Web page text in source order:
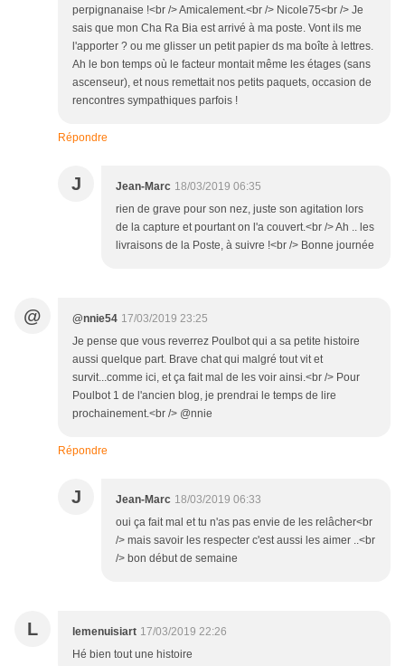
perpignanaise !<br /> Amicalement.<br /> Nicole75<br /> Je
sais que mon Cha Ra Bia est arrivé à ma poste. Vont ils me
l'apporter ? ou me glisser un petit papier ds ma boîte à lettres.
Ah le bon temps où le facteur montait même les étages (sans
ascenseur), et nous remettait nos petits paquets, occasion de
rencontres sympathiques parfois !
Répondre
J Jean-Marc 18/03/2019 06:35
rien de grave pour son nez, juste son agitation lors
de la capture et pourtant on l'a couvert.<br /> Ah .. les
livraisons de la Poste, à suivre !<br /> Bonne journée
@ @nnie54 17/03/2019 23:25
Je pense que vous reverrez Poulbot qui a sa petite histoire
aussi quelque part. Brave chat qui malgré tout vit et
survit...comme ici, et ça fait mal de les voir ainsi.<br /> Pour
Poulbot 1 de l'ancien blog, je prendrai le temps de lire
prochainement.<br /> @nnie
Répondre
J Jean-Marc 18/03/2019 06:33
oui ça fait mal et tu n'as pas envie de les relâcher<br
/> mais savoir les respecter c'est aussi les aimer ..<br
/> bon début de semaine
L lemenuisiart 17/03/2019 22:26
Hé bien tout une histoire